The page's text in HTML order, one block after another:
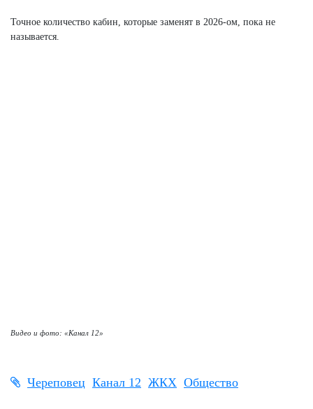
Точное количество кабин, которые заменят в 2026-ом, пока не
называется.
Видео и фото: «Канал 12»
Череповец Канал 12 ЖКХ Общество